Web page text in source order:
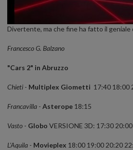
Divertente, ma che fine ha fatto il geniale
Francesco G. Balzano
"Cars 2" in Abruzzo
Chieti - Multiplex Giometti 17:40 18:00
Francavilla - Asterope 18:15
Vasto - Globo VERSIONE 3D: 17:30
L'Aquila - Movieplex 18:00 19:00 20:20